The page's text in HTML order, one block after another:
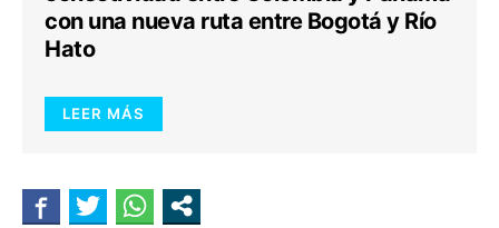
con una nueva ruta entre Bogotá y Río
Hato
LEER MÁS